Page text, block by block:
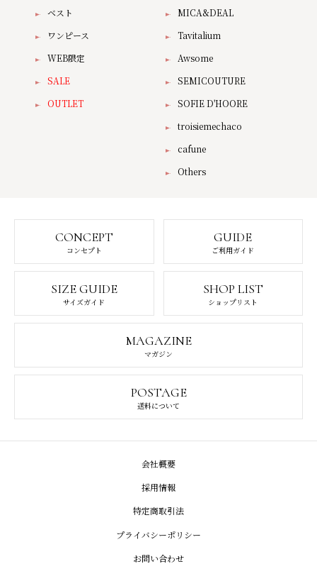
ベスト
ワンピース
WEB限定
SALE
OUTLET
MICA&DEAL
Tavitalium
Awsome
SEMICOUTURE
SOFIE D'HOORE
troisiemechaco
cafune
Others
CONCEPT
コンセプト
GUIDE
ご利用ガイド
SIZE GUIDE
サイズガイド
SHOP LIST
ショップリスト
MAGAZINE
マガジン
POSTAGE
送料について
会社概要
採用情報
特定商取引法
プライバシーポリシー
お問い合わせ